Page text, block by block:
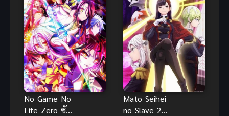
No Game No
Life Zero ซับ
Mato Seihei
no Slave 2